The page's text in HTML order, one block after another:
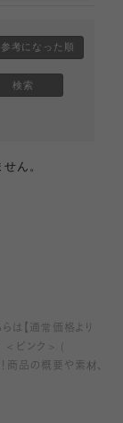
参考になった順
検索
ん。
は【通常価格より
ピンク＞ (
品の概要や素材、